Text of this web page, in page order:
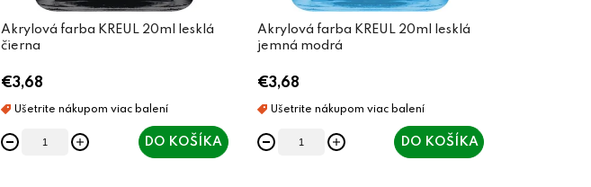
Akrylová farba KREUL 20ml lesklá
čierna
€3,68
DO KOŠÍKA
Akrylová farba KREUL 20ml lesklá
jemná modrá
€3,68
DO KOŠÍKA